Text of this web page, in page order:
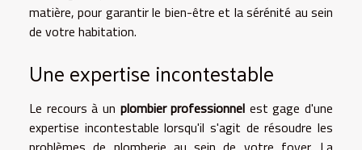
matière, pour garantir le bien-être et la sérénité au sein
de votre habitation.
Une expertise incontestable
Le recours à un plombier professionnel est gage d'une
expertise incontestable lorsqu'il s'agit de résoudre les